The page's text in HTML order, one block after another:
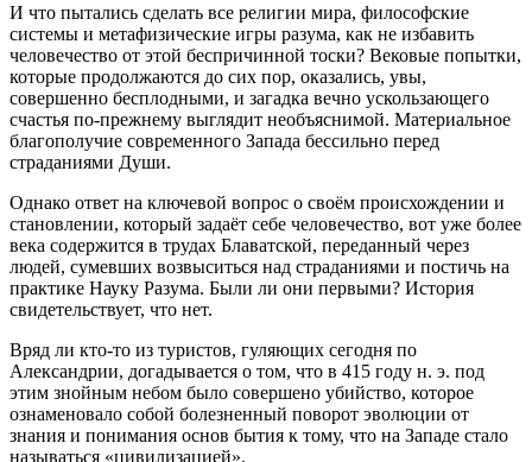
И что пытались сделать все религии мира, философские
системы и метафизические игры разума, как не избавить
человечество от этой беспричинной тоски? Вековые попытки,
которые продолжаются до сих пор, оказались, увы,
совершенно бесплодными, и загадка вечно ускользающего
счастья по-прежнему выглядит необъяснимой. Материальное
благополучие современного Запада бессильно перед
страданиями Души.
Однако ответ на ключевой вопрос о своём происхождении и
становлении, который задаёт себе человечество, вот уже более
века содержится в трудах Блаватской, переданный через
людей, сумевших возвыситься над страданиями и постичь на
практике Науку Разума. Были ли они первыми? История
свидетельствует, что нет.
Вряд ли кто-то из туристов, гуляющих сегодня по
Александрии, догадывается о том, что в 415 году н. э. под
этим знойным небом было совершено убийство, которое
ознаменовало собой болезненный поворот эволюции от
знания и понимания основ бытия к тому, что на Западе стало
называться «цивилизацией».